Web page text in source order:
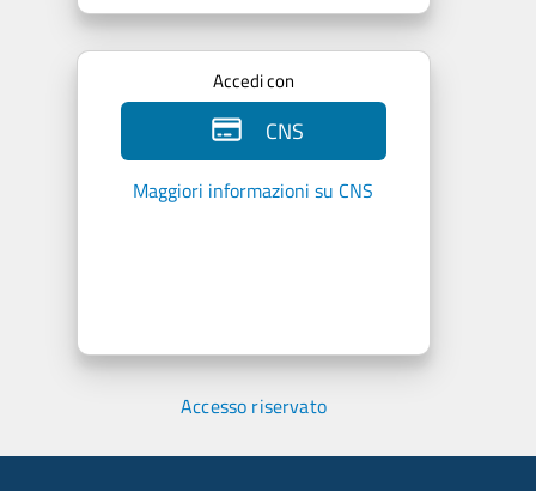
Accedi con
CNS
Maggiori informazioni su CNS
Accesso riservato